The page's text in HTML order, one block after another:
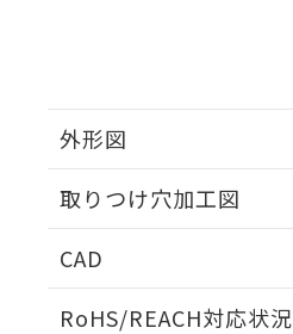
外形図
取りつけ穴加工図
CAD
RoHS/REACH対応状況